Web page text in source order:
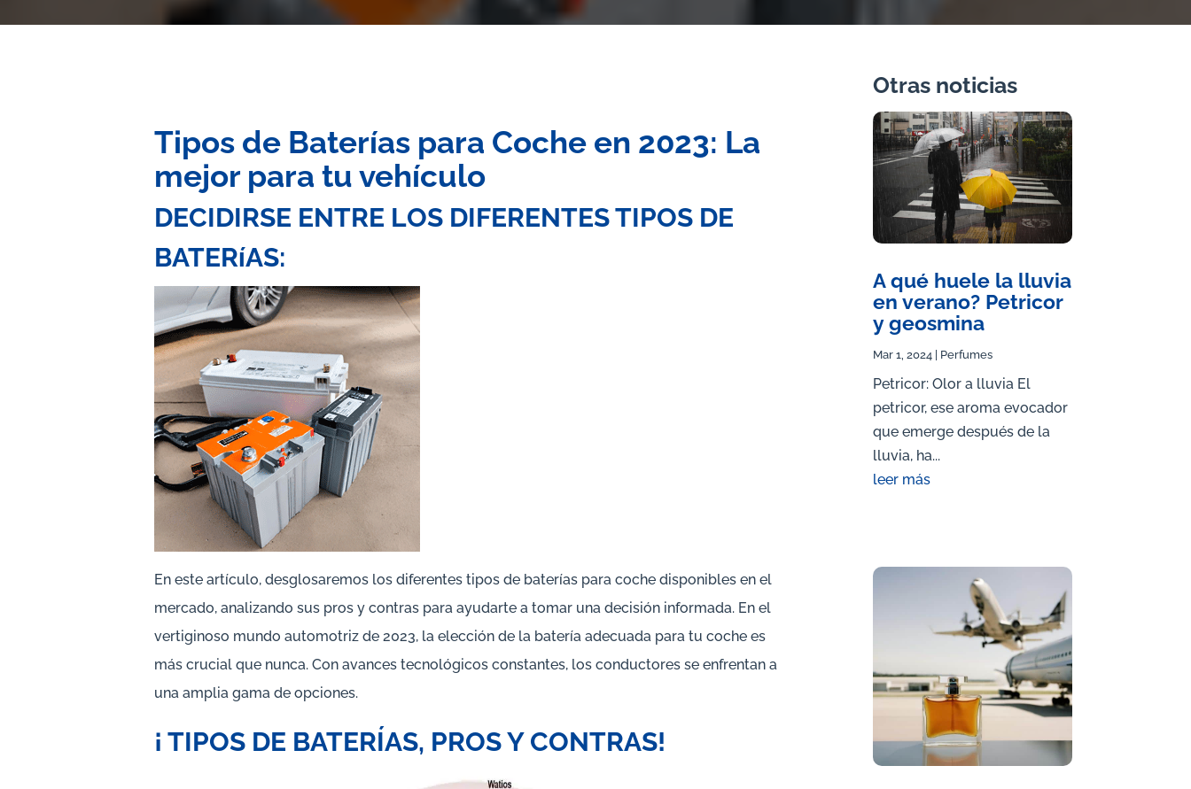
Tipos de Baterías para Coche en 2023: La
mejor para tu vehículo
DECIDIRSE ENTRE LOS DIFERENTES TIPOS DE
BATERíAS:
En este artículo, desglosaremos los diferentes tipos de baterías para coche disponibles en el
mercado, analizando sus pros y contras para ayudarte a tomar una decisión informada. En el
vertiginoso mundo automotriz de 2023, la elección de la batería adecuada para tu coche es
más crucial que nunca. Con avances tecnológicos constantes, los conductores se enfrentan a
una amplia gama de opciones.
¡ TIPOS DE BATERÍAS, PROS Y CONTRAS!
Otras noticias
A qué huele la lluvia
en verano? Petricor
y geosmina
Mar 1, 2024 Perfumes
Petricor: Olor a lluvia El
petricor, ese aroma evocador
que emerge después de la
lluvia, ha...
leer más